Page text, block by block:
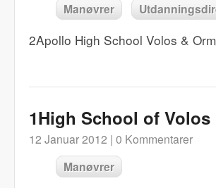
Manøvrer
2Apollo High School Volos &
1High School of Volos
12 Januar 2012 | 0 Kommentarer
Manøvrer